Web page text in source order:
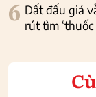
6 Đất đấu giá
rút tìm ‘thuốc